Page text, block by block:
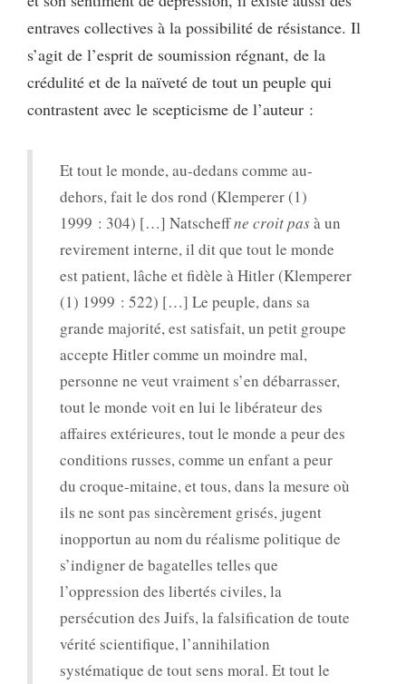
entraves collectives à la possibilité de résistance. Il
s’agit de l’esprit de soumission régnant, de la
crédulité et de la naïveté de tout un peuple qui
contrastent avec le scepticisme de l’auteur :
Et tout le monde, au-dedans comme au-
dehors, fait le dos rond (Klemperer (1)
1999 : 304) […] Natscheffne croit pasà un
revirement interne, il dit que tout le monde
est patient, lâche et fidèle à Hitler (Klemperer
(1) 1999 : 522) […] Le peuple, dans sa
grande majorité, est satisfait, un petit groupe
accepte Hitler comme un moindre mal,
personne ne veut vraiment s’en débarrasser,
tout le monde voit en lui le libérateur des
affaires extérieures, tout le monde a peur des
conditions russes, comme un enfant a peur
du croque-mitaine, et tous, dans la mesure où
ils ne sont pas sincèrement grisés, jugent
inopportun au nom du réalisme politique de
s’indigner de bagatelles telles que
l’oppression des libertés civiles, la
persécution des Juifs, la falsification de toute
vérité scientifique, l’annihilation
systématique de tout sens moral. Et tout le